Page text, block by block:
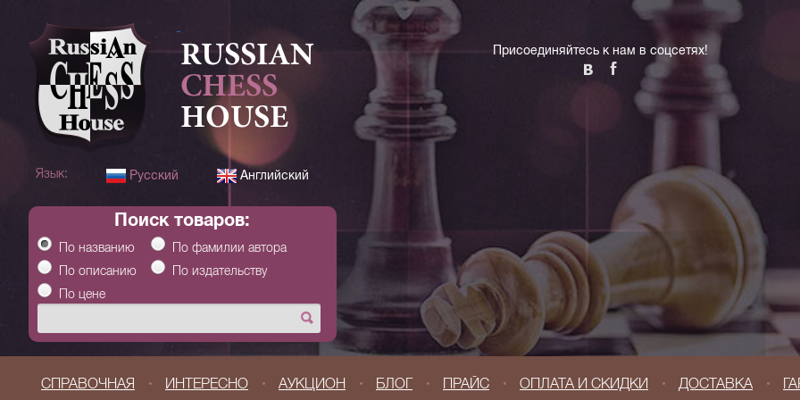
RUSSIAN
CHESS
HOUSE
Язык: Русский Английский
Поиск товаров:
По названию
По фамилии автора
По описанию
По издательству
По цене
Присоединяйтесь к нам в соцсетях!
СПРАВОЧНАЯ ИНТЕРЕСНО АУКЦИОН БЛОГ ПРАЙС ОПЛАТА И СКИДКИ ДОСТАВКА